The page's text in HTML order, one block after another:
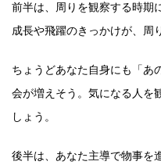
前半は、周りを観察する時期
成長や飛躍のきっかけが、周
ちょうどあなた自身にも「あ
会が増えそう。気になる人を
しょう。
後半は、あなた主導で物事を